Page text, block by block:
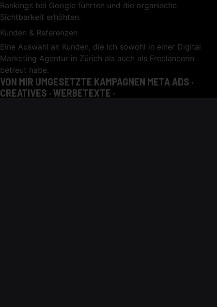
Rankings bei Google führten und die organische
Sichtbarkeit erhöhten.
Kunden & Referenzen
Eine Auswahl an Kunden, die ich sowohl in einer Digital
Marketing Agentur in Zürich als auch als Freelancerin
betreut habe.
VON MIR UMGESETZTE KAMPAGNEN META ADS ·
CREATIVES · WERBETEXTE ·